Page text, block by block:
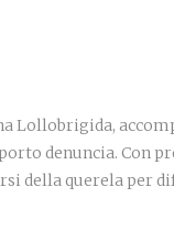
Lollobrigida,
denuncia. Con
della querela per